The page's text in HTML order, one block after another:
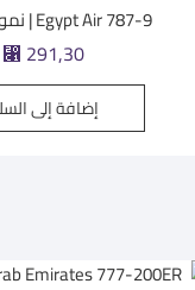
Egypt Air 787-9 | نموذج طائرة
⃁ 291,30
إضافة إلى